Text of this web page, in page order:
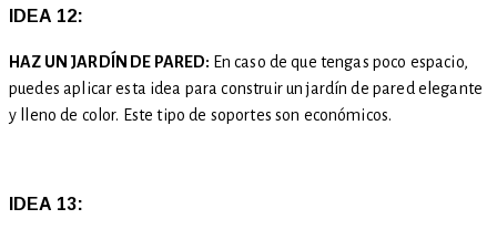
IDEA 12:
HAZ UN JARDÍN DE PARED: En caso de que tengas poco espacio,
puedes aplicar esta idea para construir un jardín de pared elegante
y lleno de color. Este tipo de soportes son económicos.
IDEA 13: